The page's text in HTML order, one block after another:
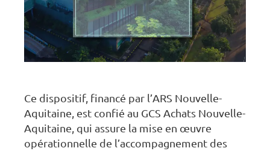
Ce dispositif, financé par l’ARS Nouvelle-
Aquitaine, est confié au GCS Achats Nouvelle-
Aquitaine, qui assure la mise en œuvre
opérationnelle de l’accompagnement des